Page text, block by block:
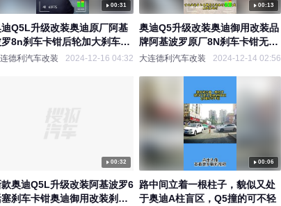
00:31
Q5L升级改装奥迪原厂阿基
8n刹车卡钳后轮加大刹车盘
升刹车性能
德利汽车改装 2024-12-16 04:32
00:13
奥迪Q5升级改装奥迪御用改装品
牌阿基波罗原厂8N刹车卡钳无损
安装
大连德利汽车改装 2024-12-14 02:56
00:32
款奥迪Q5L升级改装阿基波罗6
刹车卡钳奥迪御用改装刹车
00:06
路中间立着一根柱子，貌似又处
于奥迪A柱盲区，Q5撞的可不轻